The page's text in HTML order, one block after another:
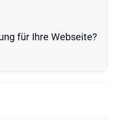
für Ihre Webseite?